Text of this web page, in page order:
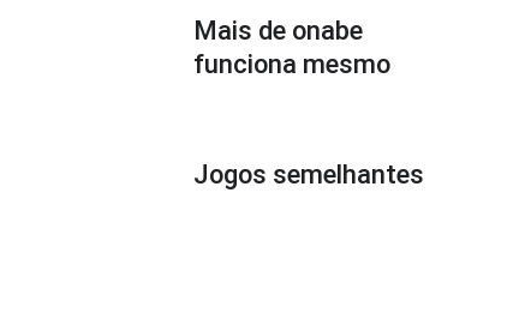
Mais de onabe
funciona mesmo
Jogos semelhantes